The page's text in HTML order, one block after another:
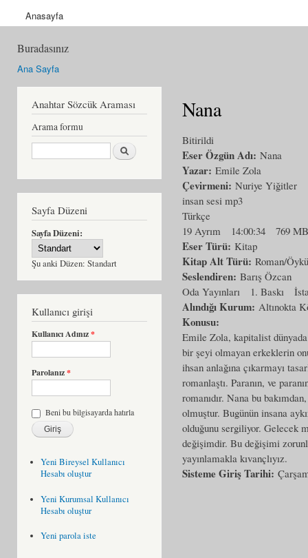
Anasayfa
Buradasınız
Ana Sayfa
Anahtar Sözcük Araması
Arama formu
Ara
Sayfa Düzeni
Sayfa Düzeni:
Şu anki Düzen: Standart
Kullanıcı girişi
Kullanıcı Adınız*
Parolanız*
Beni bu bilgisayarda hatırla
Yeni Bireysel Kullanıcı
Hesabı oluştur
Yeni Kurumsal Kullanıcı
Hesabı oluştur
Yeni parola iste
Nana
Bitirildi
Eser Özgün Adı: Nana
Yazar: Emile Zola
Çevirmeni: Nuriye Yiğitler
insan sesi mp3
Türkçe
19 Ayrım
14:00:34 769 MB
Eser Türü: Kitap
Kitap Alt Türü: Roman/Öykü
Seslendiren: Barış Özcan
Oda Yayınları
1. Baskı
Alındığı Kurum: Altınokta
Konusu:
Emile Zola, kapitalist dünyada
bir şeyi olmayan erkeklerin
ihsan anlağına çıkarmayı
romanlaştı. Paranın, ve
romanıdır. Nana bu
olmuştur. Bugünün insana
olduğunu sergiliyor. Gelecek
değişimdir. Bu değişimi
yayınlamakla kıvançlıyız.
Sisteme Giriş Tarihi: